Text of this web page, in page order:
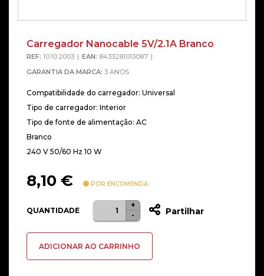
Carregador Nanocable 5V/2.1A Branco
REF: 10.10.2003 EAN: 8433281013087
GARANTIA DA MARCA: 3 ANOS
Compatibilidade do carregador: Universal
Tipo de carregador: Interior
Tipo de fonte de alimentação: AC
Branco
240 V 50/60 Hz 10 W
8,10 € POR ENCOMENDA
QUANTIDADE
Quantidade
de
Nanocable
-
+
Partilhar
ADICIONAR AO CARRINHO